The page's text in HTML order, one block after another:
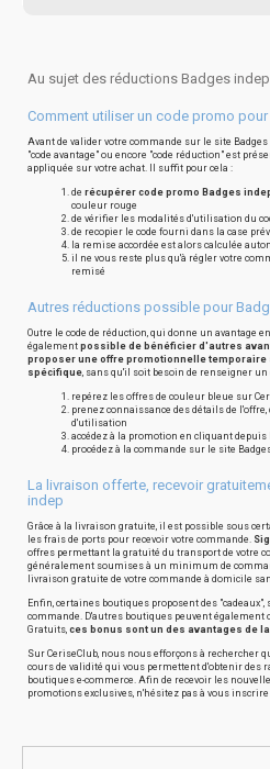
Au sujet des réductions Badges indep
Comment utiliser un code promo
Avant de valider votre commande sur le site
"code avantage" ou encore "code réduction" est
appliquée sur votre achat. Il suffit pour cela :
de récupérer code promo Badges
couleur rouge
de vérifier les modalités d'utilisation du
de recopier le code fourni dans la case
la remise accordée est alors calculée
il ne vous reste plus qu'à régler votre
remisé
Autres réductions possible pour
Outre le code de réduction, qui donne un avantage
également possible de bénéficier d'autres
proposer une offre promotionnelle temporaire
spécifique, sans qu'il soit besoin de renseigner un
repérez les offres de couleur bleue sur
prenez connaissance des détails de
d'utilisation
accédez à la promotion en cliquant
procédez à la commande sur le site
La livraison offerte, recevoir
indep
Grâce à la livraison gratuite, il est possible sous
les frais de ports pour recevoir votre commande.
offres permettant la gratuité du transport de votre
généralement soumises à un minimum de
livraison gratuite de votre commande à domicile
Enfin, certaines boutiques proposent des
commande. D'autres boutiques peuvent
Gratuits, ces bonus sont un des avantages de
Sur CeriseClub, nous nous efforçons à rechercher
cours de validité qui vous permettent d'obtenir des
boutiques e-commerce. Afin de recevoir les
promotions exclusives, n'hésitez pas à vous